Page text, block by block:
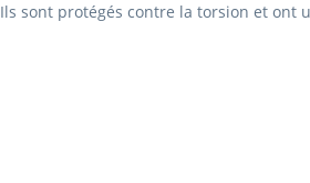
Ils sont protégés contre la torsion et ont